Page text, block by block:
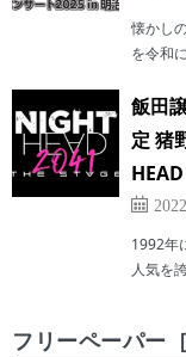
懐かし
を令和
飯田
定 猪
HEAD
1992年
人気を
フリーペーパー